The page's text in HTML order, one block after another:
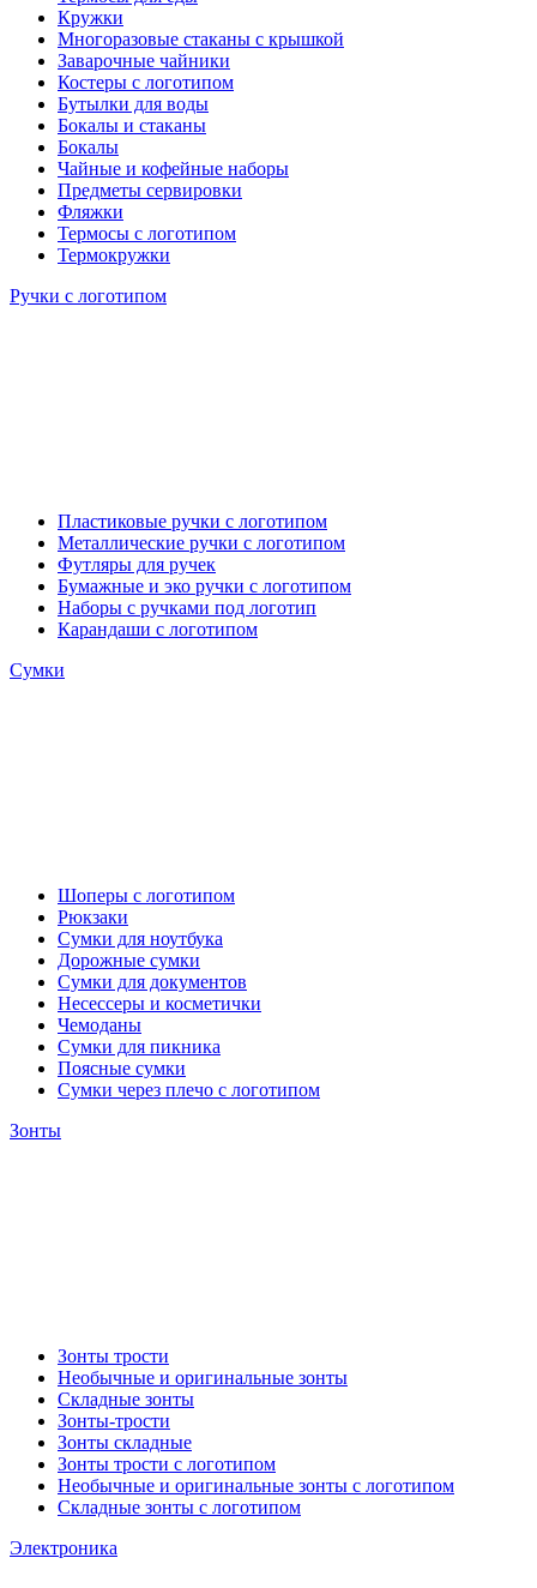
Кружки
Многоразовые стаканы с крышкой
Заварочные чайники
Костеры с логотипом
Бутылки для воды
Бокалы и стаканы
Бокалы
Чайные и кофейные наборы
Предметы сервировки
Фляжки
Термосы с логотипом
Термокружки
Ручки с логотипом
Пластиковые ручки с логотипом
Металлические ручки с логотипом
Футляры для ручек
Бумажные и эко ручки с логотипом
Наборы с ручками под логотип
Карандаши с логотипом
Сумки
Шоперы с логотипом
Рюкзаки
Сумки для ноутбука
Дорожные сумки
Сумки для документов
Несессеры и косметички
Чемоданы
Сумки для пикника
Поясные сумки
Сумки через плечо с логотипом
Зонты
Зонты трости
Необычные и оригинальные зонты
Складные зонты
Зонты-трости
Зонты складные
Зонты трости с логотипом
Необычные и оригинальные зонты с логотипом
Складные зонты с логотипом
Электроника